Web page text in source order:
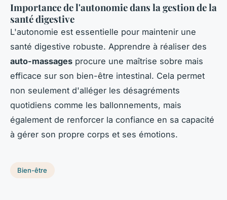
Importance de l'autonomie dans la gestion de la
santé digestive
L'autonomie est essentielle pour maintenir une
santé digestive robuste. Apprendre à réaliser des
auto-massages procure une maîtrise sobre mais
efficace sur son bien-être intestinal. Cela permet
non seulement d'alléger les désagréments
quotidiens comme les ballonnements, mais
également de renforcer la confiance en sa capacité
à gérer son propre corps et ses émotions.
Bien-être